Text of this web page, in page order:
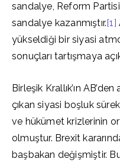
sandalye, Reform
sandalye kazanmıştır. [1]
yükseldiği bir siyasi
sonuçları tartışmaya
Birleşik Krallık’ın
çıkan siyasi boşluk
ve hükümet krizlerinin
olmuştur. Brexit
başbakan değişmiştir.